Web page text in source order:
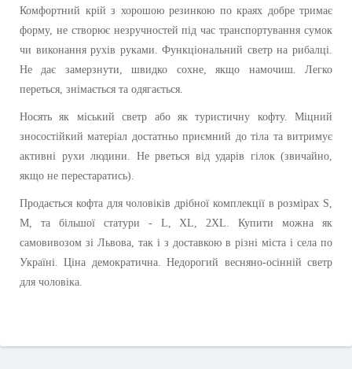
Комфортний крій з хорошою резинкою по краях добре тримає
форму, не створює незручностей під час транспортування сумок
чи виконання рухів руками. Функціональний светр на рибалці.
Не дає замерзнути, швидко сохне, якщо намочиш. Легко
переться, знімається та одягається.
Носять як міський светр або як туристичну кофту. Міцний
зносостійкий матеріал достатньо приємний до тіла та витримує
активні рухи людини. Не рветься від ударів гілок (звичайно,
якщо не перестаратись).
Продається кофта для чоловіків дрібної комплекції в розмірах S,
M, та більшої статури - L, XL, 2XL. Купити можна як
самовивозом зі Львова, так і з доставкою в різні міста і села по
Україні. Ціна демократична. Недорогий весняно-осінній светр
для чоловіка.